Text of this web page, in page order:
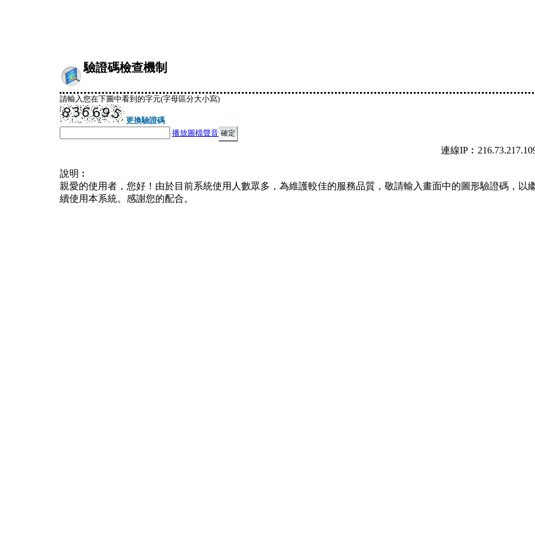
驗證碼檢查機制
請輸入您在下圖中看到的字元(字母區分大小寫)
更換驗證碼
播放圖檔聲音
連線
說明︰
親愛的使用者，您好！由於目前系統使用人數眾多，為維護較佳的服務品質，敬請輸入畫面中的圖形驗證碼，以
續使用本系統。感謝您的配合。